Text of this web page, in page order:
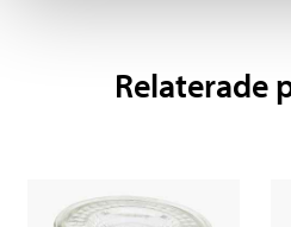
Relaterade